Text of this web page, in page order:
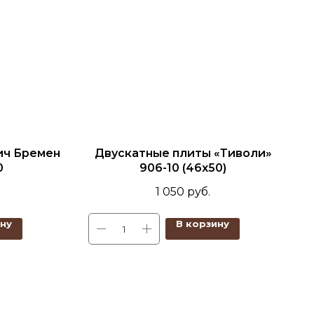
Бремен
Двускатные плиты «Тиволи»
906-10 (46x50)
1 050 руб.
В корзину